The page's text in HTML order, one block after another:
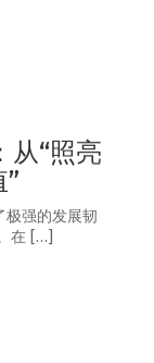
从“照亮
极强的发展韧
在 […]